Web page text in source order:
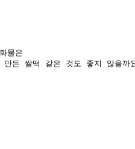
물은